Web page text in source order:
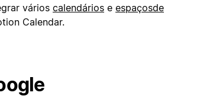
vários calendários e espaçosde
Calendar.